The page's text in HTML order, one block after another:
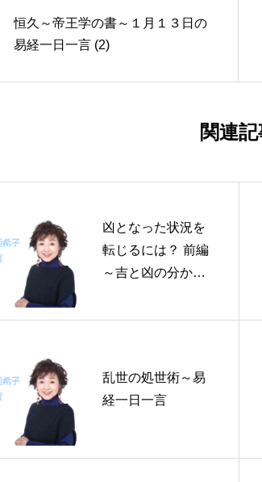
恒久～帝王学の書～１月１３日の
易経一日一言 (2)
関連
凶となった状況を
転じるには？ 前編
～吉と凶の分かれ
にわかる面白い易
乱世の処世術～易
経一日一言